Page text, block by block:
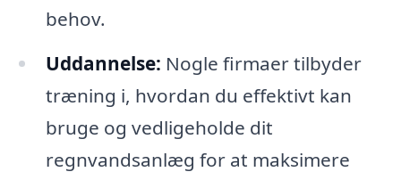
behov.
Uddannelse: Nogle firmaer tilbyder
træning i, hvordan du effektivt kan
bruge og vedligeholde dit
regnvandsanlæg for at maksimere